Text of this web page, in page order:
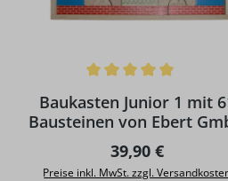
Baukasten Junior 1 mit
Bausteinen von Ebert
Regulärer Preis:
39,90 €
Preise inkl. MwSt. zzgl.